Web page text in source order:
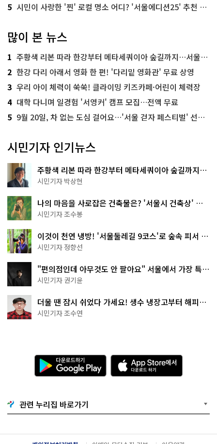
5 시민이 사랑한 '찐' 로컬 명소 어디? '서울에디션25' 추천 코스
많이 본 뉴스
1 주황색 리본 따라 한강부터 메타세쿼이아 숲길까지…서울둘레길 15코스
2 한강 다리 아래서 영화 한 편! '다리밑 영화관' 무료 상영
3 우리 아이 체력이 쑥쑥! 클라이밍 키즈카페·어린이 체력장
4 대학 다니며 일경험 '서영커' 캠프 모집…전액 무료
5 9월 20일, 차 없는 도심 걸어요…'서울 걷자 페스티벌' 선착순 5천명
시민기자 인기뉴스
주황색 리본 따라 한강부터 메타세쿼이아 숲길까지…
서울둘레길 15코스
시민기자 박상현
나의 마음을 사로잡은 건축물은? '서울시 건축상' 수
상작 공개!
시민기자 조수봉
이것이 천연 냉방! '서울둘레길 9코스'로 숲속 피서 떠
나볼까
시민기자 정향선
"편의점인데 아무것도 안 팔아요" 서울에서 가장 특별
한 편의점의 정체
시민기자 권기윤
더울 땐 잠시 쉬었다 가세요! 생수 냉장고부터 해피소
·무더위쉼터까지
시민기자 조수연
다
운
로
기
G
o
g
l
A
p
p
e
서
다
관련 누리집 바로가기